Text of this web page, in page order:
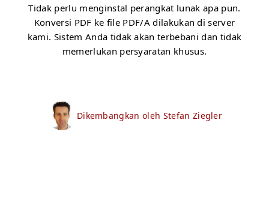
Tidak perlu menginstal perangkat lunak apa pun.
Konversi PDF ke file PDF/A dilakukan di server
kami. Sistem Anda tidak akan terbebani dan tidak
memerlukan persyaratan khusus.
Dikembangkan oleh Stefan Ziegler